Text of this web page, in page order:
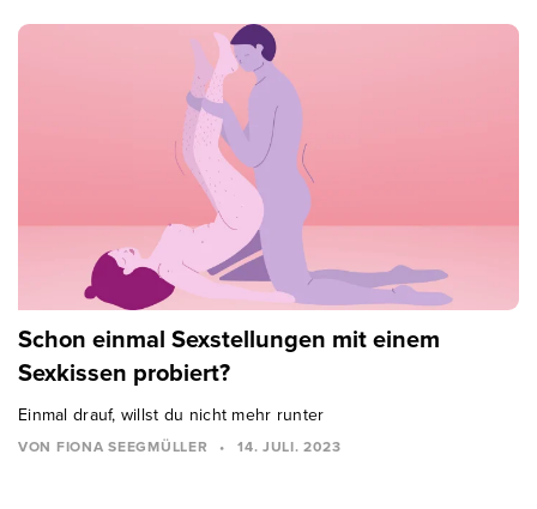
Schon einmal Sexstellungen mit einem
Sexkissen probiert?
Einmal drauf, willst du nicht mehr runter
VON FIONA SEEGMÜLLER • 14. JULI. 2023